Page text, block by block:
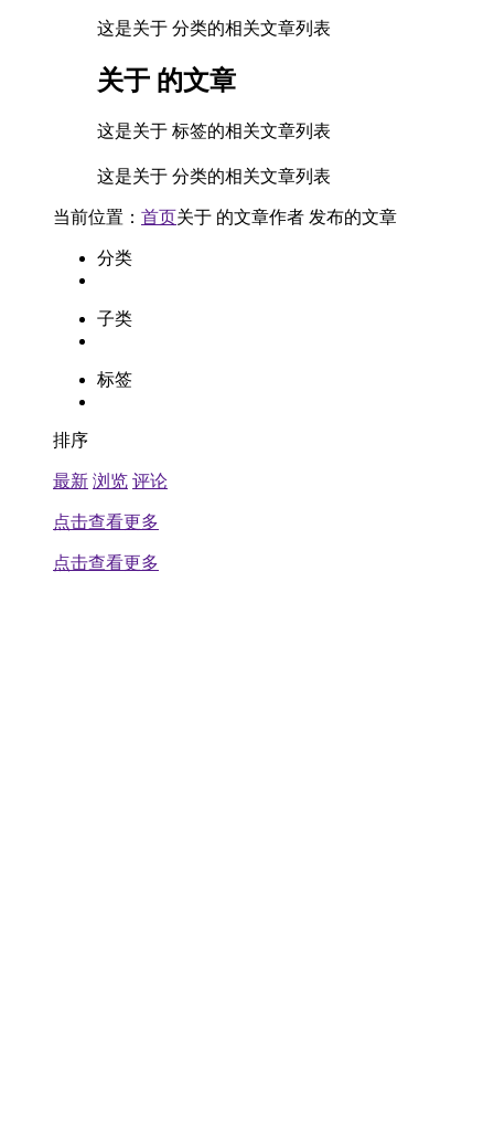
这是关于 分类的相关文章列表
关于 的文章
这是关于 标签的相关文章列表
这是关于 分类的相关文章列表
当前位置： 首页关于 的文章作者 发布的文章
分类
子类
标签
排序
最新 浏览 评论
点击查看更多
点击查看更多